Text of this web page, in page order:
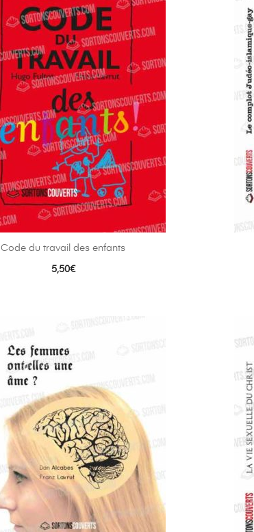
Code du travail des enfants
5,50€